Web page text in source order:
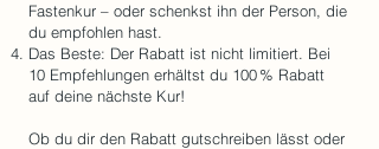
Fastenkur – oder schenkst ihn der Person, die
du empfohlen hast.
Das Beste: Der Rabatt ist nicht limitiert. Bei
10 Empfehlungen erhältst du 100 % Rabatt
auf deine nächste Kur!
Ob du dir den Rabatt gutschreiben lässt oder